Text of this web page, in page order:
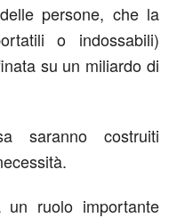
persone, che la
o indossabili)
su un miliardo di
saranno costruiti
un ruolo importante